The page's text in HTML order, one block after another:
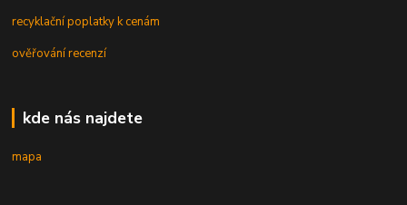
recyklační poplatky k cenám
ověřování recenzí
kde nás najdete
mapa